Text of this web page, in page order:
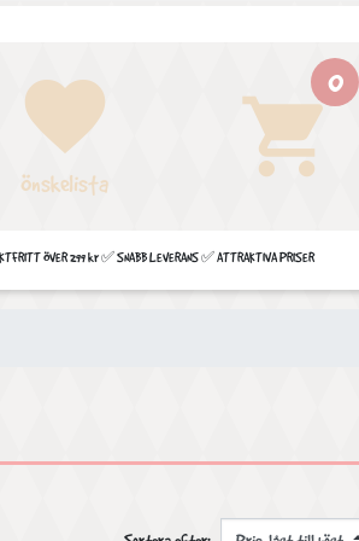
favorite
Önskelista shopping_cart
0
ÖVER 299 kr ✅ SNABB LEVERANS ✅ ATTRAKTIVA PRISER